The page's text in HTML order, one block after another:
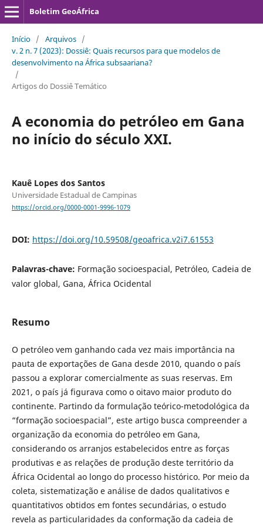
Boletim GeoÁfrica
Início / Arquivos /
v. 2 n. 7 (2023): Dossiê: Quais recursos para que modelos de
desenvolvimento na África subsaariana?
/
Artigos do Dossiê Temático
A economia do petróleo em Gana
no início do século XXI.
Kauê Lopes dos Santos
Universidade Estadual de Campinas
https://orcid.org/0000-0001-9996-1079
DOI: https://doi.org/10.59508/geoafrica.v2i7.61553
Palavras-chave: Formação socioespacial, Petróleo, Cadeia de
valor global, Gana, África Ocidental
Resumo
O petróleo vem ganhando cada vez mais importância na
pauta de exportações de Gana desde 2010, quando o país
passou a explorar comercialmente as suas reservas. Em
2021, o país já figurava como o oitavo maior produto do
continente. Partindo da formulação teórico-metodológica da
“formação socioespacial”, este artigo busca compreender a
organização da economia do petróleo em Gana,
considerando os arranjos estabelecidos entre as forças
produtivas e as relações de produção deste território da
África Ocidental ao longo do processo histórico. Por meio da
coleta, sistematização e análise de dados qualitativos e
quantitativos obtidos em fontes secundárias, o estudo
revela as particularidades da conformação da cadeia de